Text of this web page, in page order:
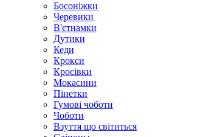
Босоніжки
Черевики
В'єтнамки
Дутики
Кеди
Крокси
Кросівки
Мокасини
Пінетки
Гумові чоботи
Чоботи
Взуття що світиться